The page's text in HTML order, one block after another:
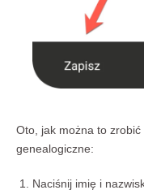
Oto, jak można to
genealogiczne:
Naciśnij imię i